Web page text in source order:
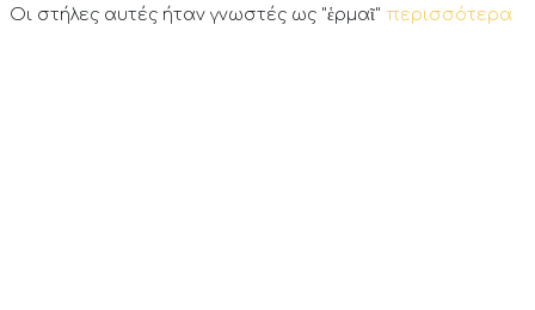
Οι στήλες αυτές ήταν γνωστές ως "ἑρμαῖ" περισσότερα